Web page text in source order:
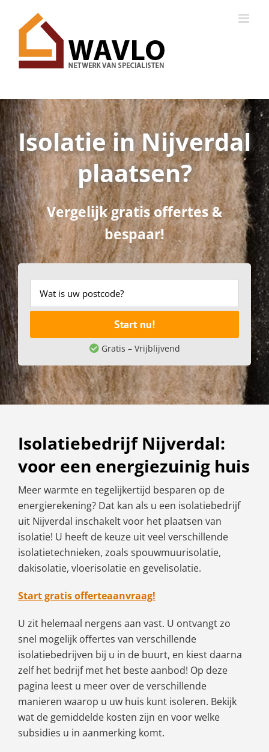
Isolatie in Nijverdal
plaatsen?
Vergelijk gratis offertes &
bespaar!
Start nu!
Gratis – Vrijblijvend
Isolatiebedrijf Nijverdal:
voor een energiezuinig huis
Meer warmte en tegelijkertijd besparen op de
energierekening? Dat kan als u een isolatiebedrijf
uit Nijverdal inschakelt voor het plaatsen van
isolatie! U heeft de keuze uit veel verschillende
isolatietechnieken, zoals spouwmuurisolatie,
dakisolatie, vloerisolatie en gevelisolatie.
Start gratis offerteaanvraag!
U zit helemaal nergens aan vast. U ontvangt zo
snel mogelijk offertes van verschillende
isolatiebedrijven bij u in de buurt, en kiest daarna
zelf het bedrijf met het beste aanbod! Op deze
pagina leest u meer over de verschillende
manieren waarop u uw huis kunt isoleren. Bekijk
wat de gemiddelde kosten zijn en voor welke
subsidies u in aanmerking komt.